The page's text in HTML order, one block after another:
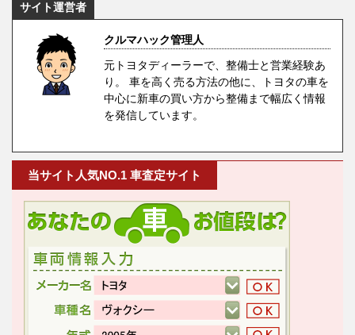
サイト運営者
クルマハック管理人
元トヨタディーラーで、整備士と営業経験あ
り。 車を高く売る方法の他に、トヨタの車を
中心に新車の買い方から整備まで幅広く情報
を発信しています。
当サイト人気NO.1 車査定サイト